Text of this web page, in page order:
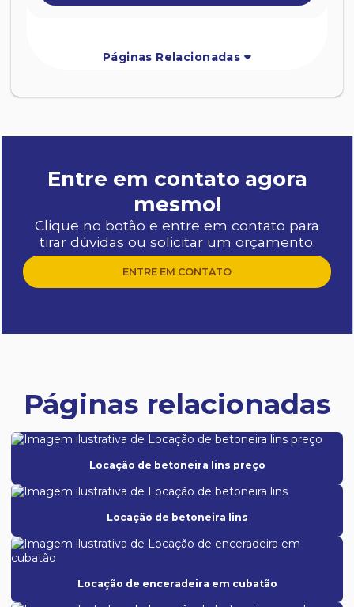
Páginas Relacionadas
Entre em contato agora
mesmo!
Clique no botão e entre em contato para
tirar dúvidas ou solicitar um orçamento.
ENTRE EM CONTATO
Páginas relacionadas
Locação de betoneira lins preço
Locação de betoneira lins
Locação de enceradeira em cubatão